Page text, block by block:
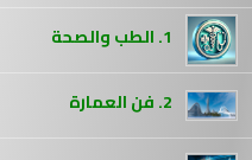
1. الطب والصحة
2. فن العمارة